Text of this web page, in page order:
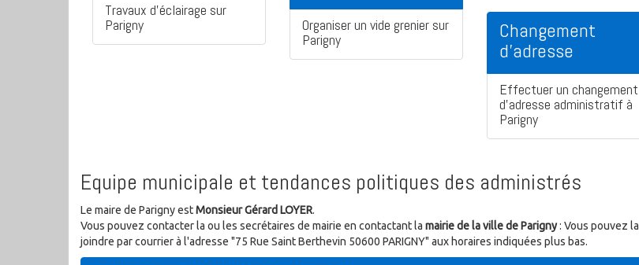
Travaux d'éclairage sur
Parigny
Organiser un vide grenier sur
Parigny
Changement
d'adresse
Effectuer un changement
d'adresse administratif à
Parigny
Equipe municipale et tendances politiques des administrés
Le maire de Parigny estMonsieur Gérard LOYER.
Vous pouvez contacter la ou les secrétaires de mairie en contactant la mairie de la ville de Parigny: Vous pouvez la
joindre par courrier à l'adresse "75 Rue Saint Berthevin 50600 PARIGNY" aux horaires indiquées plus bas.